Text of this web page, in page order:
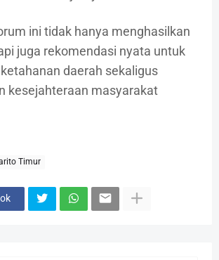
ini tidak hanya menghasilkan
juga rekomendasi nyata untuk
daerah sekaligus
kesejahteraan masyarakat
Timur